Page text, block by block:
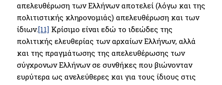
απελευθέρωση των Ελλήνων αποτελεί (λόγω και της
πολιτιστικής κληρονομιάς) απελευθέρωση και των
ίδιων.[11]Κρίσιμο είναι εδώ το ιδεώδες της
πολιτικής ελευθερίας των αρχαίων Ελλήνων, αλλά
και της πραγμάτωσης της απελευθέρωσης των
σύγχρονων Ελλήνων σε συνθήκες που βιώνονταν
ευρύτερα ως ανελεύθερες και για τους ίδιους στις